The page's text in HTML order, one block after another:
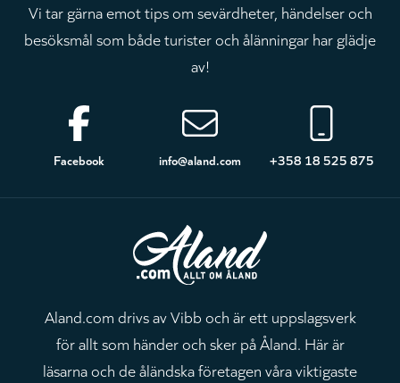
Vi tar gärna emot tips om sevärdheter, händelser och
besöksmål som både turister och ålänningar har glädje
av!
Sidfot
Facebook info@aland.com +358 18 525 875
Aland.com drivs av Vibb och är ett uppslagsverk
för allt som händer och sker på Åland. Här är
läsarna och de åländska företagen våra viktigaste